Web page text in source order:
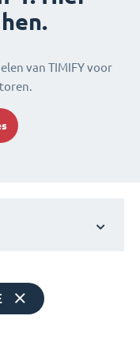
van TIMIFY voor